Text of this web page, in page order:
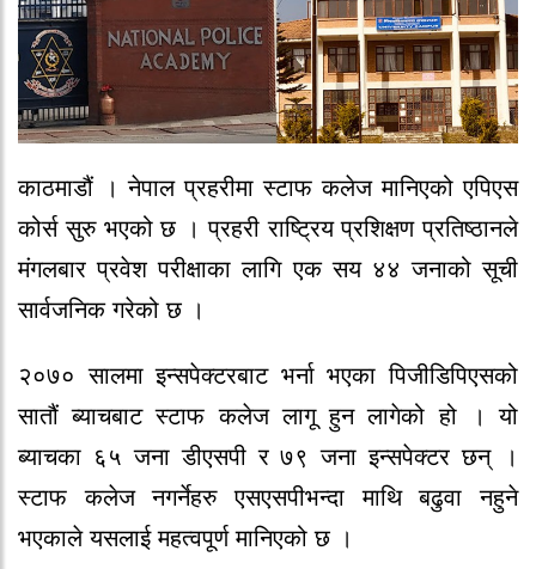
काठमाडौं । नेपाल प्रहरीमा स्टाफ कलेज मानिएको एपिएस
कोर्स सुरु भएको छ । प्रहरी राष्ट्रिय प्रशिक्षण प्रतिष्ठानले
मंगलबार प्रवेश परीक्षाका लागि एक सय ४४ जनाको सूची
सार्वजनिक गरेको छ ।
२०७० सालमा इन्सपेक्टरबाट भर्ना भएका पिजीडिपिएसको
सातौं ब्याचबाट स्टाफ कलेज लागू हुन लागेको हो । यो
ब्याचका ६५ जना डीएसपी र ७९ जना इन्सपेक्टर छन् ।
स्टाफ कलेज नगर्नेहरु एसएसपीभन्दा माथि बढुवा नहुने
भएकाले यसलाई महत्वपूर्ण मानिएको छ ।